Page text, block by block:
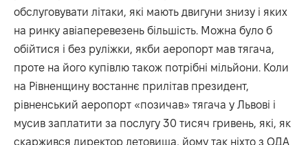
обслуговувати літаки, які мають двигуни знизу і яких
на ринку авіаперевезень більшість. Можна було б
обійтися і без руліжки, якби аеропорт мав тягача,
проте на його купівлю також потрібні мільйони. Коли
на Рівненщину востаннє прилітав президент,
рівненський аеропорт «позичав» тягача у Львові і
мусив заплатити за послугу 30 тисяч гривень, які, як
скаржився директор летовища, йому так ніхто з ОДА